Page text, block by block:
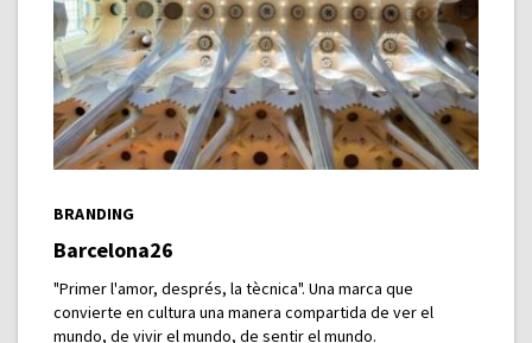
BRANDING
Barcelona26
"Primer l'amor, després, la tècnica". Una marca que
convierte en cultura una manera compartida de ver el
mundo, de vivir el mundo, de sentir el mundo.